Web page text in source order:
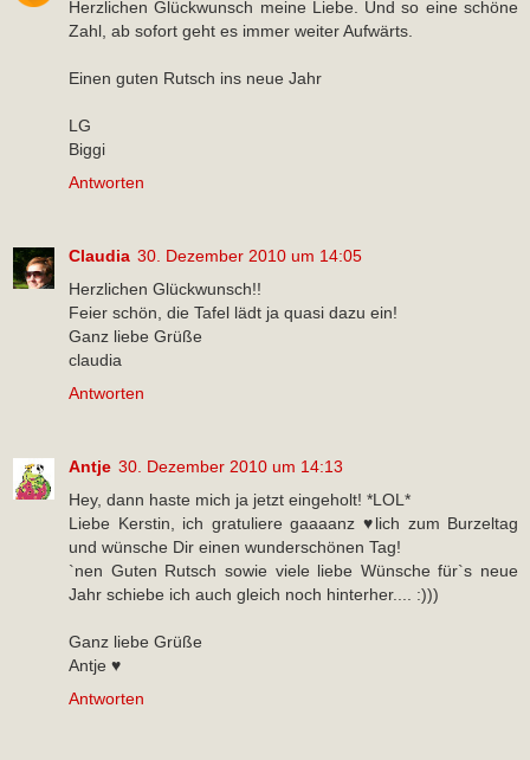
Herzlichen Glückwunsch meine Liebe. Und so eine schöne
Zahl, ab sofort geht es immer weiter Aufwärts.
Einen guten Rutsch ins neue Jahr
LG
Biggi
Antworten
Claudia 30. Dezember 2010 um 14:05
Herzlichen Glückwunsch!!
Feier schön, die Tafel lädt ja quasi dazu ein!
Ganz liebe Grüße
claudia
Antworten
Antje 30. Dezember 2010 um 14:13
Hey, dann haste mich ja jetzt eingeholt! *LOL*
Liebe Kerstin, ich gratuliere gaaaanz ♥lich zum Burzeltag
und wünsche Dir einen wunderschönen Tag!
`nen Guten Rutsch sowie viele liebe Wünsche für`s neue
Jahr schiebe ich auch gleich noch hinterher.... :)))
Ganz liebe Grüße
Antje ♥
Antworten